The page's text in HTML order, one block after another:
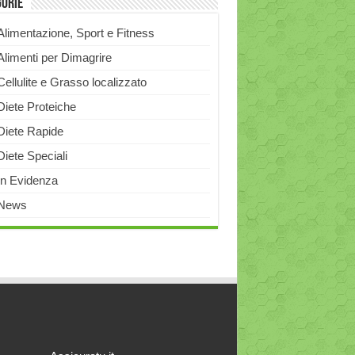
Sport e Fitness
per Dimagrire
e Grasso localizzato
Proteiche
Rapide
Speciali
Evidenza